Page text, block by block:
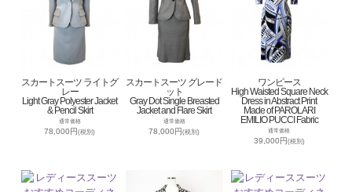
スカートスーツ ライトグ
レー
Light Gray Polyester Jacket
& Pencil Skirt
通常価格
78,000円(税別)
スカートスーツ グレード
ット
Gray Dot Single Breasted
Jacket and Flare Skirt
通常価格
78,000円(税別)
ワンピース
High Waisted Square Neck
Dress in Abstract Print
Made of PAROLARI
EMILIO PUCCI Fabric
通常価格
39,000円(税別)